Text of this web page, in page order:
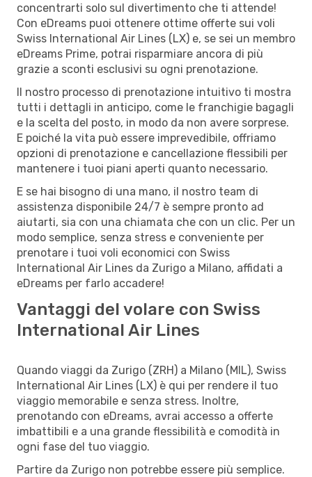
concentrarti solo sul divertimento che ti attende!
Con eDreams puoi ottenere ottime offerte sui voli
Swiss International Air Lines (LX) e, se sei un membro
eDreams Prime, potrai risparmiare ancora di più
grazie a sconti esclusivi su ogni prenotazione.
Il nostro processo di prenotazione intuitivo ti mostra
tutti i dettagli in anticipo, come le franchigie bagagli
e la scelta del posto, in modo da non avere sorprese.
E poiché la vita può essere imprevedibile, offriamo
opzioni di prenotazione e cancellazione flessibili per
mantenere i tuoi piani aperti quanto necessario.
E se hai bisogno di una mano, il nostro team di
assistenza disponibile 24/7 è sempre pronto ad
aiutarti, sia con una chiamata che con un clic. Per un
modo semplice, senza stress e conveniente per
prenotare i tuoi voli economici con Swiss
International Air Lines da Zurigo a Milano, affidati a
eDreams per farlo accadere!
Vantaggi del volare con Swiss
International Air Lines
Quando viaggi da Zurigo (ZRH) a Milano (MIL), Swiss
International Air Lines (LX) è qui per rendere il tuo
viaggio memorabile e senza stress. Inoltre,
prenotando con eDreams, avrai accesso a offerte
imbattibili e a una grande flessibilità e comodità in
ogni fase del tuo viaggio.
Partire da Zurigo non potrebbe essere più semplice.